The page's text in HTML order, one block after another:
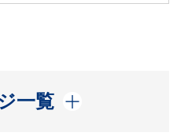
一覧
開く